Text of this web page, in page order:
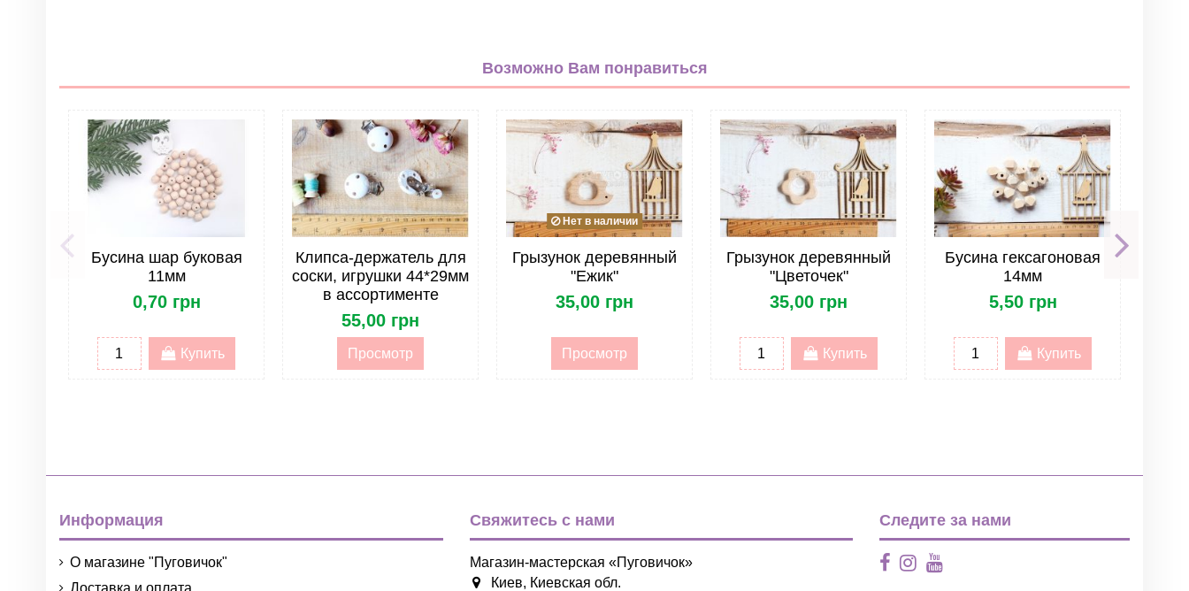
Грызунки. Тип изделия Грызунок
Возможно Вам понравиться
Бусина шар буковая
11мм
0,70 грн
Купить
Клипса-держатель для
соски, игрушки 44*29мм
в ассортименте
55,00 грн
Просмотр
Нет в наличии
Грызунок деревянный
"Ежик"
35,00 грн
Просмотр
Грызунок деревянный
"Цветочек"
35,00 грн
Купить
Бусина гексагоновая
14мм
5,50 грн
Купить
Информация
О магазине "Пуговичок"
Доставка и оплата
Свяжитесь с нами
Магазин-мастерская «Пуговичок»
Киев, Киевская обл.
Следите за нами